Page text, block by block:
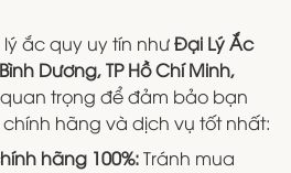
ắc quy uy tín nhưĐại Lý Ắc
Dương, TP Hồ Chí Minh,
trọng để đảm bảo bạn
hãng và dịch vụ tốt nhất:
hãng 100%:Tránh mua